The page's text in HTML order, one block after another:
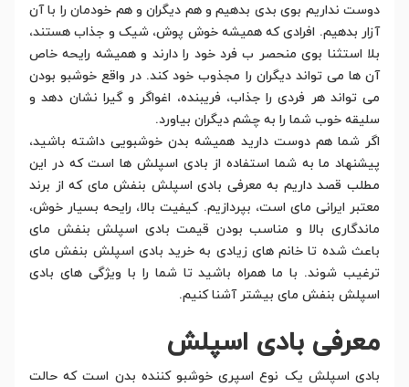
دوست نداریم بوی بدی بدهیم و هم دیگران و هم خودمان را با آن
آزار بدهیم. افرادی که همیشه خوش پوش، شیک و جذاب هستند،
بلا استثنا بوی منحصر ب فرد خود را دارند و همیشه رایحه خاص
آن ها می تواند دیگران را مجذوب خود کند. در واقع خوشبو بودن
می تواند هر فردی را جذاب، فریبنده، اغواگر و گیرا نشان دهد و
سلیقه خوب شما را به چشم دیگران بیاورد.
اگر شما هم دوست دارید همیشه بدن خوشبویی داشته باشید،
پیشنهاد ما به شما استفاده از بادی اسپلش ها است که در این
مطلب قصد داریم به معرفی بادی اسپلش بنفش مای که از برند
معتبر ایرانی مای است، بپردازیم. کیفیت بالا، رایحه بسیار خوش،
ماندگاری بالا و مناسب بودن قیمت بادی اسپلش بنفش مای
باعث شده تا خانم های زیادی به خرید بادی اسپلش بنفش مای
ترغیب شوند. با ما همراه باشید تا شما را با ویژگی های بادی
اسپلش بنفش مای بیشتر آشنا کنیم.
معرفی بادی اسپلش
بادی اسپلش یک نوع اسپری خوشبو کننده بدن است که حالت